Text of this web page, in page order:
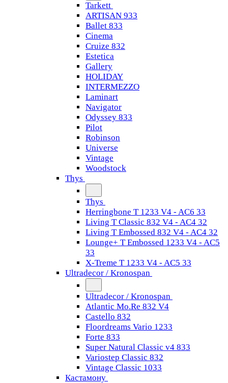
Tarkett
ARTISAN 933
Ballet 833
Cinema
Cruize 832
Estetica
Gallery
HOLIDAY
INTERMEZZO
Laminart
Navigator
Odyssey 833
Pilot
Robinson
Universe
Vintage
Woodstock
Thys
Thys
Herringbone T 1233 V4 - AC6 33
Living T Classic 832 V4 - AC4 32
Living T Embossed 832 V4 - AC4 32
Lounge+ T Embossed 1233 V4 - AC5
33
X-Treme T 1233 V4 - AC5 33
Ultradecor / Kronospan
Ultradecor / Kronospan
Atlantic Mo.Re 832 V4
Castello 832
Floordreams Vario 1233
Forte 833
Super Natural Classic v4 833
Variostep Classic 832
Vintage Classic 1033
Кастамону